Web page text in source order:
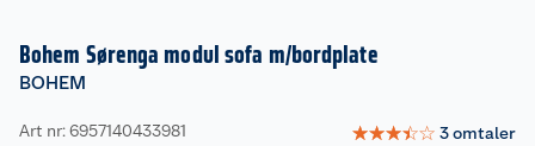
Bohem Sørenga modul sofa m/bordplate
BOHEM
Art nr: 6957140433981 ☆☆☆☆☆ 3omtaler